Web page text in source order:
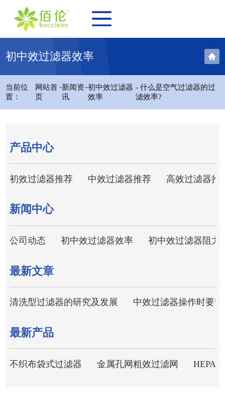
初中效过滤器效率
当前位
置：
网站首
页
-新闻资
讯
-初中效过滤器
效率
- 什么是空气过滤器的过
滤效率?
产品中心
初效过滤器推荐 中效过滤器推荐 高效过滤器推
新闻中心
公司动态 初中效过滤器效率 初中效过滤器阻力
最新文章
清洗型过滤器的研究及发展 中效过滤器操作时要
最新产品
不织布袋式过滤器 金属孔网粗效过滤网 HEPA